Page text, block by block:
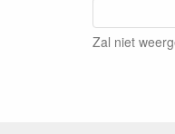
Zal niet